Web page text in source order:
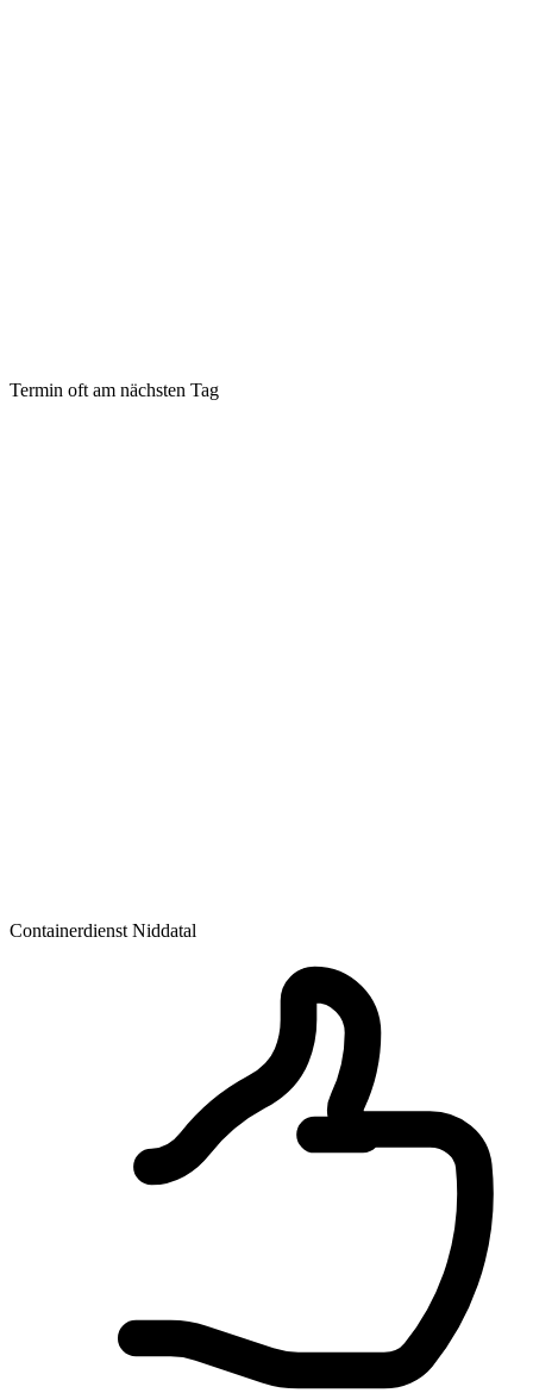
Termin oft am nächsten Tag
Containerdienst Niddatal